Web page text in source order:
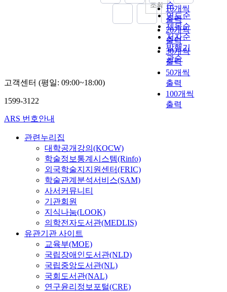
순
연도순
제목순
저자순
발행기
관순
10개씩
출력
20개씩
출력
30개씩
출력
50개씩
출력
100개씩
출력
조회
고객센터 (평일: 09:00~18:00)
1599-3122
ARS 번호안내
관련누리집
대학공개강의(KOCW)
학술정보통계시스템(Rinfo)
외국학술지지원센터(FRIC)
학술관계분석서비스(SAM)
사서커뮤니티
기관회원
지식나눔(LOOK)
의학전자도서관(MEDLIS)
유관기관 사이트
교육부(MOE)
국립장애인도서관(NLD)
국립중앙도서관(NL)
국회도서관(NAL)
연구윤리정보포털(CRE)